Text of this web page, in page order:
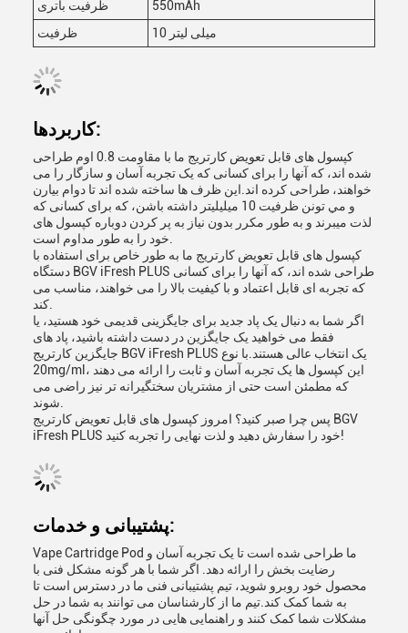
ظرفیت باتری
550mAh
ظرفیت
10 میلی لیتر
کاربردها:
کپسول های قابل تعویض کارتریج ما با مقاومت 0.8 اوم طراحی
شده اند، که آنها را برای کسانی که یک تجربه آسان و سازگار را می
خواهند، طراحی کرده اند.اين ظرف ها ساخته شده اند تا دوام بيارن
و مي تونن ظرفيت 10 ميليليتر داشته باشن، که برای کسانی که
لذت میبرند و به طور مکرر بدون نیاز به پر کردن دوباره کپسول های
کپسول های قابل تعویض کارتریج ما به طور خاص برای استفاده با
دستگاه BGV iFresh PLUS طراحی شده اند، که آنها را برای کسانی
که تجربه ای قابل اعتماد و با کیفیت بالا را می خواهند، مناسب می
اگر شما به دنبال یک پاد جدید برای جایگزینی قدیمی خود هستید، یا
فقط می خواهید یک جایگزین در دست داشته باشید، پاد های
جایگزین کارتریج BGV iFresh PLUS یک انتخاب عالی هستند.با نوع
20mg/ml، این کپسول ها یک تجربه آسان و ثابت را ارائه می دهند
که مطمئن است حتی از مشتریان سختگیرانه تر نیز راضی می
پس چرا صبر کنید؟ امروز کپسول های قابل تعویض کارتریج BGV
iFresh PLUS خود را سفارش دهید و لذت نهایی را تجربه کنید!
پشتیبانی و خدمات:
Vape Cartridge Pod ما طراحی شده است تا یک تجربه آسان و
رضایت بخش را ارائه دهد. اگر شما با هر گونه مشکل فنی با
محصول خود روبرو شوید، تیم پشتیبانی فنی ما در دسترس است تا
به شما کمک کند.تیم ما از کارشناسان می توانند به شما در حل
مشکلات شما کمک کنند و راهنمایی هایی در مورد چگونگی حل آنها